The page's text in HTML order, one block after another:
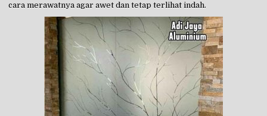
cara merawatnya agar awet dan tetap terlihat indah.